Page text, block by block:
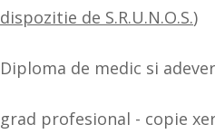
dispozitie de S.R.U.N.O.S.)
Diploma de medic si
grad profesional - copie